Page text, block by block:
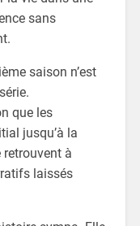
sans
saison n’est
que les
jusqu’à la
retrouvent à
laissés